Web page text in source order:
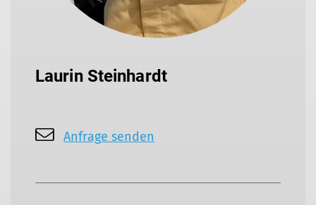
Laurin Steinhardt
Anfrage senden